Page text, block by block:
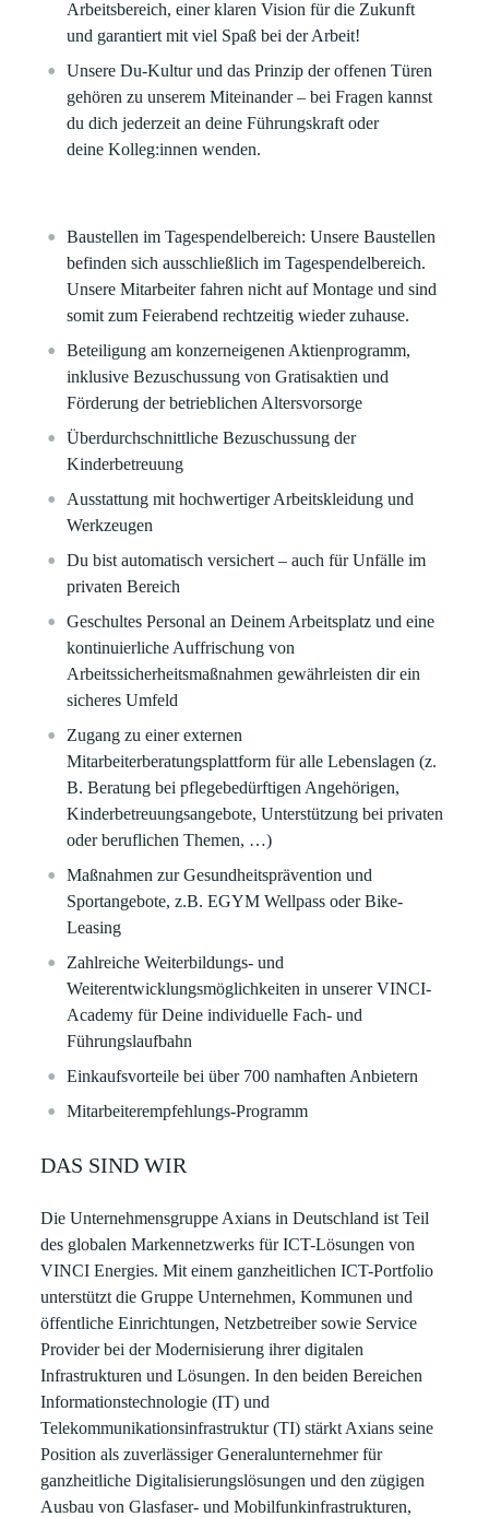
Arbeitsbereich, einer klaren Vision für die Zukunft
und garantiert mit viel Spaß bei der Arbeit!
Unsere Du-Kultur und das Prinzip der offenen Türen
gehören zu unserem Miteinander – bei Fragen kannst
du dich jederzeit an deine Führungskraft oder
deine Kolleg:innen wenden.
Baustellen im Tagespendelbereich: Unsere Baustellen
befinden sich ausschließlich im Tagespendelbereich.
Unsere Mitarbeiter fahren nicht auf Montage und sind
somit zum Feierabend rechtzeitig wieder zuhause.
Beteiligung am konzerneigenen Aktienprogramm,
inklusive Bezuschussung von Gratisaktien und
Förderung der betrieblichen Altersvorsorge
Überdurchschnittliche Bezuschussung der
Kinderbetreuung
Ausstattung mit hochwertiger Arbeitskleidung und
Werkzeugen
Du bist automatisch versichert – auch für Unfälle im
privaten Bereich
Geschultes Personal an Deinem Arbeitsplatz und eine
kontinuierliche Auffrischung von
Arbeitssicherheitsmaßnahmen gewährleisten dir ein
sicheres Umfeld
Zugang zu einer externen
Mitarbeiterberatungsplattform für alle Lebenslagen (z.
B. Beratung bei pflegebedürftigen Angehörigen,
Kinderbetreuungsangebote, Unterstützung bei privaten
oder beruflichen Themen, …)
Maßnahmen zur Gesundheitsprävention und
Sportangebote, z.B. EGYM Wellpass oder Bike-
Leasing
Zahlreiche Weiterbildungs- und
Weiterentwicklungsmöglichkeiten in unserer VINCI-
Academy für Deine individuelle Fach- und
Führungslaufbahn
Einkaufsvorteile bei über 700 namhaften Anbietern
Mitarbeiterempfehlungs-Programm
DAS SIND WIR
Die Unternehmensgruppe Axians in Deutschland ist Teil
des globalen Markennetzwerks für ICT-Lösungen von
VINCI Energies. Mit einem ganzheitlichen ICT-Portfolio
unterstützt die Gruppe Unternehmen, Kommunen und
öffentliche Einrichtungen, Netzbetreiber sowie Service
Provider bei der Modernisierung ihrer digitalen
Infrastrukturen und Lösungen. In den beiden Bereichen
Informationstechnologie (IT) und
Telekommunikationsinfrastruktur (TI) stärkt Axians seine
Position als zuverlässiger Generalunternehmer für
ganzheitliche Digitalisierungslösungen und den zügigen
Ausbau von Glasfaser- und Mobilfunkinfrastrukturen,